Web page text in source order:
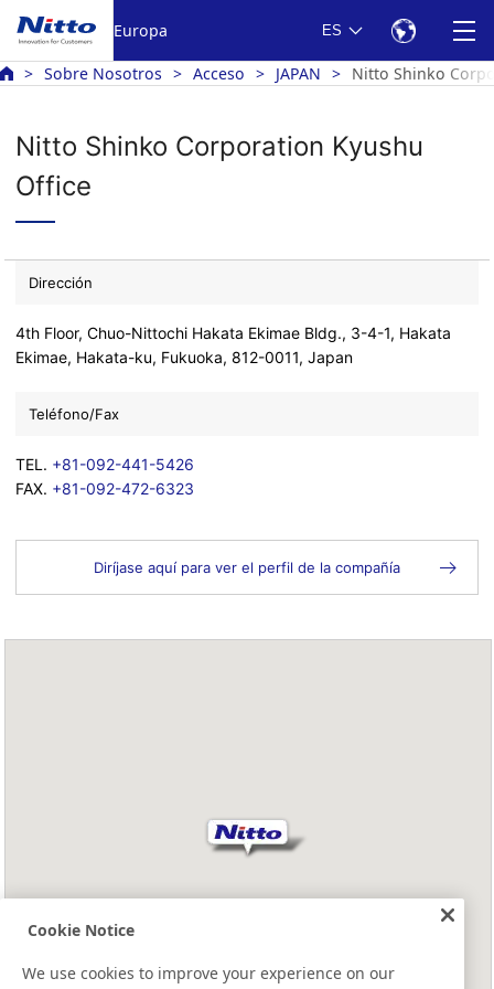
Europa ES
Sobre Nosotros Acceso JAPAN Nitto Shinko
Nitto Shinko Corporation Kyushu
Office
Dirección
4th Floor, Chuo-Nittochi Hakata Ekimae Bldg., 3-4-1, Hakata
Ekimae, Hakata-ku, Fukuoka, 812-0011, Japan
Teléfono/Fax
TEL. +81-092-441-5426
FAX. +81-092-472-6323
Diríjase aquí para ver el perfil de la compañía
Cookie Notice
We use cookies to improve your experience on our